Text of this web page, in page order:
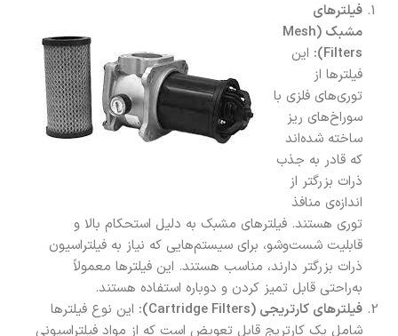
فیلترهای
مشبک (Mesh
Filters):
این
فیلترها از
توری‌های فلزی با
سوراخ‌های ریز
ساخته شده‌اند
که قادر به جذب
ذرات بزرگتر از
اندازه‌ی منافذ
توری هستند. فیلترهای مشبک به دلیل استحکام بالا و
قابلیت شست‌وشو، برای سیستم‌هایی که نیاز به فیلتراسیون
ذرات بزرگتر دارند، مناسب هستند. این فیلترها معمولاً
به‌راحتی قابل تمیز کردن و دوباره استفاده هستند.
فیلترهای کارتریجی (Cartridge Filters):
این نوع فیلترها
شامل یک کارتریج قابل تعویض است که از مواد فیلتراسیونی